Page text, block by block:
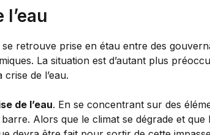
retrouve prise en étau entre des
La situation est d’autant plus
de l’eau.
de l’eau. En se concentrant sur des
Alors que le climat se dégrade et